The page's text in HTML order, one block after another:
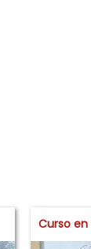
Curso en